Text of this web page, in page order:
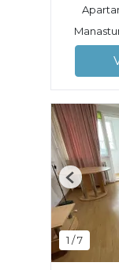
1 /7
Previous